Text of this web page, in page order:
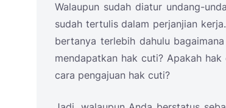
Walaupun sudah diatur undang-
sudah tertulis dalam perjanjian
bertanya terlebih dahulu
mendapatkan hak cuti? Apakah
cara pengajuan hak cuti?